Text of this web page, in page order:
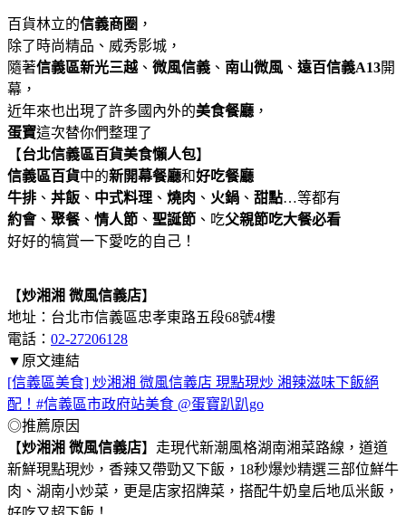
百貨林立的信義商圈 ，
除了時尚精品、威秀影城，
隨著信義區新光三越 、 微風信義 、 南山微風 、 遠百信義A13開
幕，
近年來也出現了許多國內外的美食餐廳 ，
蛋寶這次替你們整理了
【台北信義區百貨美食懶人包】
信義區百貨中的新開幕餐廳和好吃餐廳
牛排 、 丼飯 、 中式料理 、 燒肉 、 火鍋 、 甜點…等都有
約會、 聚餐、 情人節 、 聖誕節 、吃父親節吃大餐必看
好好的犒賞一下愛吃的自己！
【炒湘湘 微風信義店】
地址：台北市信義區忠孝東路五段68號4樓
電話： 02-27206128
▼原文連結
[信義區美食] 炒湘湘 微風信義店 現點現炒 湘辣滋味下飯絕
配！#信義區市政府站美食 @蛋寶趴趴go
◎推薦原因
【炒湘湘 微風信義店】走現代新潮風格湖南湘菜路線，道道
新鮮現點現炒，香辣又帶勁又下飯，18秒爆炒精選三部位鮮牛
肉、湖南小炒菜，更是店家招牌菜，搭配牛奶皇后地瓜米飯，